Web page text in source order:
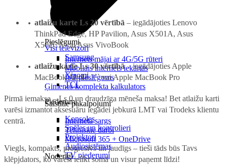
Pieslēgumi
Internets mājai ar 4G/5G rūteri
Mobilais internets iekārtās
IoT pieslēgums
Ģimenes komplekta kalkulators
Saistītie pakalpojumi
Interneta sargs
Tehniskie darbi
Microsoft 365 + OneDrive
Noderīgi
Visi televizori
Samsung
LG
Xiaomi
TCL
Piederumi
Konsoles
Spēles un kontrolieri
Projektori
Audiosistēmas
TV piederumi
atlaižu karte Ls 20 vērtībā – iegādājoties Lenovo
ThinkPad Edge, HP Pavilion, Asus X501A, Asus
X502CA vai Asus VivoBook
atlaižu karte Ls 30 vērtībā– iegādājoties Apple
MacBook Air 13.3`` vai Apple MacBook Pro
Pirmā iemaksa – Ls 0 un draudzīga mēneša maksa! Bet atlaižu karti
varēsi izmantot aksesuāru iegādei jebkurā LMT vai Trodeks klientu
centrā.
Viegls, kompakts, progresīvs un jaudīgs – tieši tāds būs Tavs
klēpjdators, ko varēsi ielikt somā un visur paņemt līdzi!